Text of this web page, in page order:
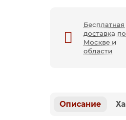
Бесплатная
доставка по
Москве и
области
Описание